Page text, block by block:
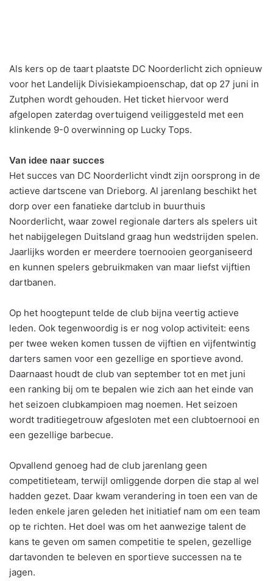
Als kers op de taart plaatste DC Noorderlicht zich opnieuw
voor het Landelijk Divisiekampioenschap, dat op 27 juni in
Zutphen wordt gehouden. Het ticket hiervoor werd
afgelopen zaterdag overtuigend veiliggesteld met een
klinkende 9-0 overwinning op Lucky Tops.
Van idee naar succes
Het succes van DC Noorderlicht vindt zijn oorsprong in de
actieve dartscene van Drieborg. Al jarenlang beschikt het
dorp over een fanatieke dartclub in buurthuis
Noorderlicht, waar zowel regionale darters als spelers uit
het nabijgelegen Duitsland graag hun wedstrijden spelen.
Jaarlijks worden er meerdere toernooien georganiseerd
en kunnen spelers gebruikmaken van maar liefst vijftien
dartbanen.
Op het hoogtepunt telde de club bijna veertig actieve
leden. Ook tegenwoordig is er nog volop activiteit: eens
per twee weken komen tussen de vijftien en vijfentwintig
darters samen voor een gezellige en sportieve avond.
Daarnaast houdt de club van september tot en met juni
een ranking bij om te bepalen wie zich aan het einde van
het seizoen clubkampioen mag noemen. Het seizoen
wordt traditiegetrouw afgesloten met een clubtoernooi en
een gezellige barbecue.
Opvallend genoeg had de club jarenlang geen
competitieteam, terwijl omliggende dorpen die stap al wel
hadden gezet. Daar kwam verandering in toen een van de
leden enkele jaren geleden het initiatief nam om een team
op te richten. Het doel was om het aanwezige talent de
kans te geven om samen competitie te spelen, gezellige
dartavonden te beleven en sportieve successen na te
jagen.